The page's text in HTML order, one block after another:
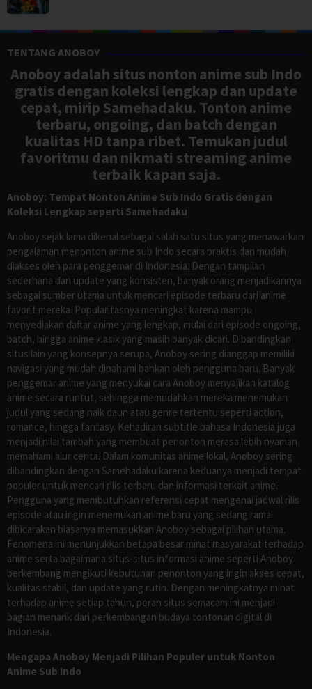
TENTANG ANOBOY
Anoboy adalah situs nonton anime sub Indo
gratis dengan koleksi lengkap dan update
cepat, mirip Samehadaku. Tonton anime
terbaru, ongoing, dan batch dengan
kualitas HD tanpa ribet. Temukan judul
favoritmu dan nikmati streaming anime
terbaik kapan saja.
Anoboy: Tempat Nonton Anime Sub Indo Gratis dengan
Koleksi Lengkap seperti Samehadaku
Anoboy sejak lama dikenal sebagai salah satu situs yang menawarkan
pengalaman menonton anime sub Indo secara praktis dan mudah
diakses oleh para penggemar di Indonesia. Dengan tampilan
sederhana dan update yang konsisten, banyak orang menjadikannya
sebagai sumber utama untuk mencari episode terbaru dari anime
favorit mereka. Popularitasnya meningkat karena mampu
menyediakan daftar anime yang lengkap, mulai dari episode ongoing,
batch, hingga anime klasik yang masih banyak dicari. Dibandingkan
situs lain yang konsepnya serupa, Anoboy sering dianggap memiliki
navigasi yang mudah dipahami bahkan oleh pengguna baru. Banyak
penggemar anime yang menyukai cara Anoboy menyajikan katalog
anime secara runtut, sehingga memudahkan mereka menemukan
judul yang sedang naik daun atau genre tertentu seperti action,
romance, hingga fantasy. Kehadiran subtitle bahasa Indonesia juga
menjadi nilai tambah yang membuat penonton merasa lebih nyaman
memahami alur cerita. Dalam komunitas anime lokal, Anoboy sering
dibandingkan dengan Samehadaku karena keduanya menjadi tempat
populer untuk mencari rilis terbaru dan informasi terkait anime.
Pengguna yang membutuhkan referensi cepat mengenai jadwal rilis
episode atau ingin menemukan anime baru yang sedang ramai
dibicarakan biasanya memasukkan Anoboy sebagai pilihan utama.
Fenomena ini menunjukkan betapa besar minat masyarakat terhadap
anime serta bagaimana situs-situs informasi anime seperti Anoboy
berkembang mengikuti kebutuhan penonton yang ingin akses cepat,
kualitas stabil, dan update yang rutin. Dengan meningkatnya minat
terhadap anime setiap tahun, peran situs semacam ini menjadi
bagian menarik dari perkembangan budaya tontonan digital di
Indonesia.
Mengapa Anoboy Menjadi Pilihan Populer untuk Nonton
Anime Sub Indo